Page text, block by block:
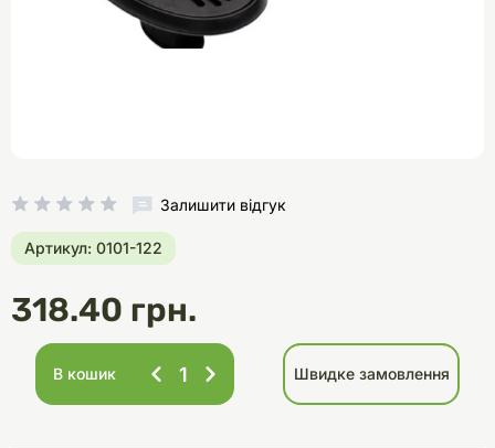
Залишити відгук
Артикул: 0101-122
318.40 грн.
В кошик Швидке замовлення